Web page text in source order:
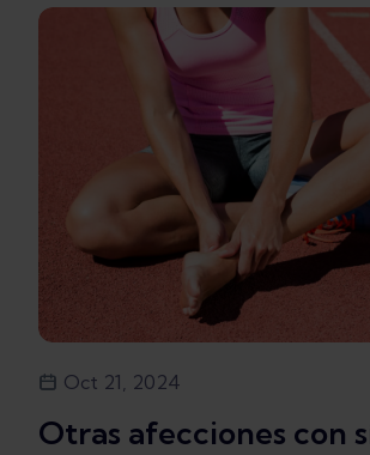
Oct 21, 2024
Otras afecciones con